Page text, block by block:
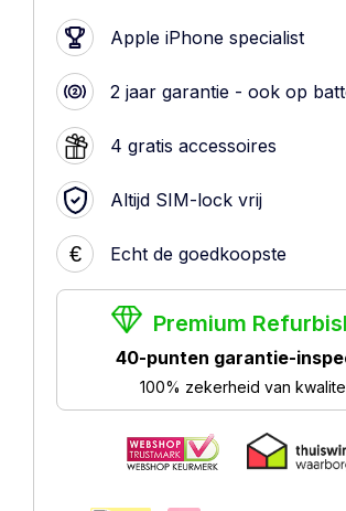
Apple iPhone specialist
2 jaar garantie - ook op
4 gratis accessoires
Altijd SIM-lock vrij
€ Echt de goedkoopste
Premium
40-punten garantie-
100% zekerheid van